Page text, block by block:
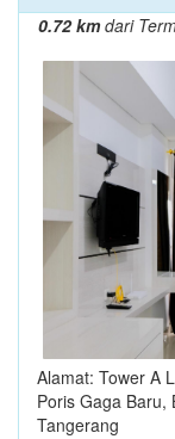
0.72 kmdari
Alamat: Tower A
Poris Gaga Baru,
Tangerang